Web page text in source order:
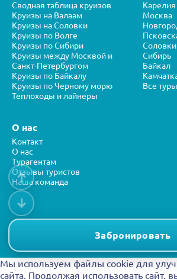
Забронировать
Сводная таблица круизов
Круизы на Валаам
Круизы на Соловки
Круизы по Волге
Круизы по Сибири
Круизы между Москвой и
Санкт-Петербургом
Круизы по Байкалу
Круизы по Черному морю
Теплоходы и лайнеры
Карелия
Москва
Соловки
Сибирь
Байкал
Все туры
О нас
Контакт
О нас
Турагентам
Отзывы туристов
Наша команда
Представленная на сайте информация носит
не является публичной
↑
↓
Мы используем файлы cookie для
сайта. Продолжая использовать сайт,